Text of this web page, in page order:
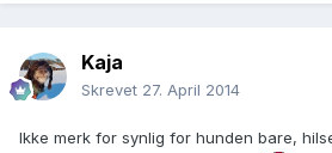
Kaja
Skrevet 27. April 2014
Ikke merk for synlig for hunden bare,